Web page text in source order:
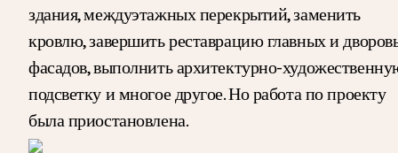
здания, междуэтажных перекрытий, заменить
кровлю, завершить реставрацию главных и
фасадов, выполнить архитектурно-
подсветку и многое другое. Но работа по проекту
была приостановлена.